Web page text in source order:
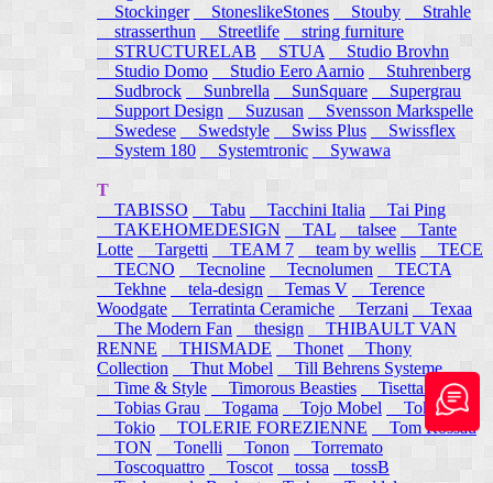
Stockinger
StoneslikeStones Stouby
Strahle
strasserthun
Streetlife
string furniture
STRUCTURELAB
STUA
Studio Brovhn
Studio Domo
Studio Eero Aarnio
Stuhrenberg
Sudbrock
Sunbrella SunSquare
Supergrau
Support Design
Suzusan
Svensson Markspelle
Swedese
Swedstyle Swiss Plus
Swissflex
System 180
Systemtronic Sywawa
T
TABISSO
Tabu Tacchini Italia
Tai Ping
TAKEHOMEDESIGN
TAL talsee
Tante
Lotte
Targetti TEAM 7 team by wellis
TECE
TECNO
Tecnoline Tecnolumen
TECTA
Tekhne
tela-design Temas V
Terence
Woodgate
Terratinta Ceramiche Terzani
Texaa
The Modern Fan
thesign
THIBAULT VAN
RENNE
THISMADE Thonet
Thony
Collection
Thut Mobel
Till Behrens Systeme
Time & Style
Timorous Beasties
Tisettanta
Tobias Grau
Togama Tojo Mobel
Token
Tokio
TOLERIE FOREZIENNE
Tom Rossau
TON
Tonelli Tonon
Torremato
Toscoquattro
Toscot tossa
tossB